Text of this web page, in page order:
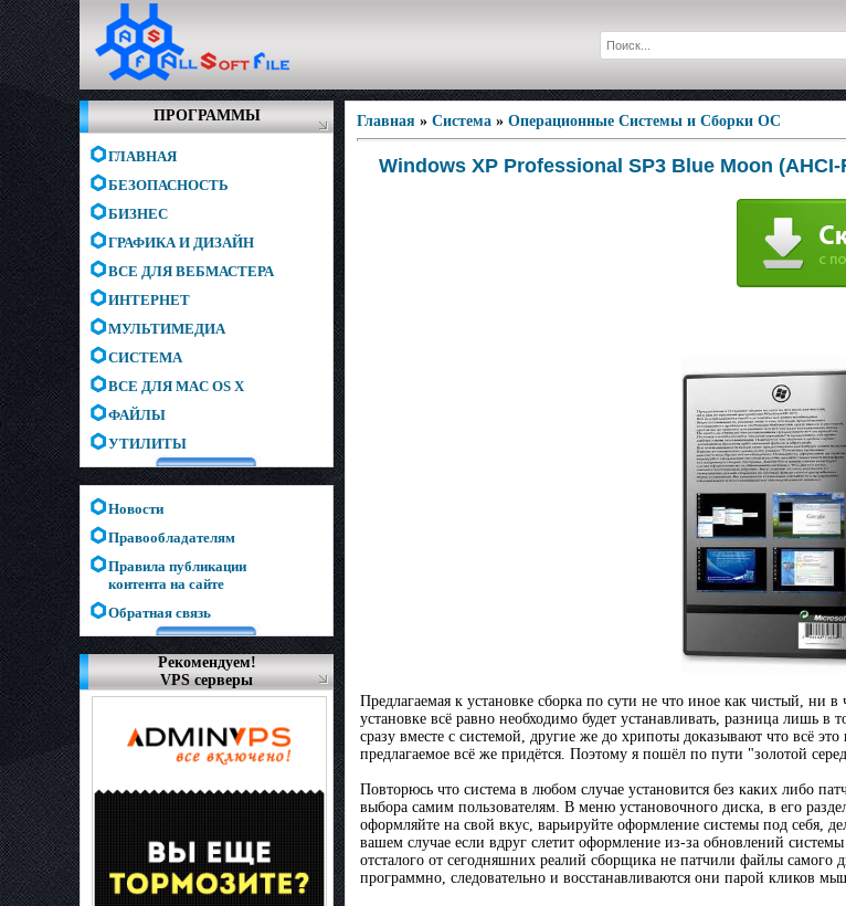
ПРОГРАММЫ
ГЛАВНАЯ
БЕЗОПАСНОСТЬ
БИЗНЕС
ГРАФИКА И ДИЗАЙН
ВСЕ ДЛЯ ВЕБМАСТЕРА
ИНТЕРНЕТ
МУЛЬТИМЕДИА
СИСТЕМА
ВСЕ ДЛЯ MAC OS X
ФАЙЛЫ
УТИЛИТЫ
Новости
Правообладателям
Правила публикации
контента на сайте
Обратная связь
Рекомендуем!
VPS серверы
Главная » Система » Операционные Системы и Сборки ОС
Windows XP Professional SP3 Blue Moon (AHCI-
Предлагаемая к установке сборка по сути не что иное как чистый, ни
установке всё равно необходимо будет устанавливать, разница лишь
сразу вместе с системой, другие же до хрипоты доказывают что всё
предлагаемое всё же придётся. Поэтому я пошёл по пути "золотой
Повторюсь что система в любом случае установится без каких либо
выбора самим пользователям. В меню установочного диска, в его
оформляйте на свой вкус, варьируйте оформление системы под себя,
вашем случае если вдруг слетит оформление из-за обновлений
отсталого от сегодняшних реалий сборщика не патчили файлы самого
программно, следовательно и восстанавливаются они парой кликов